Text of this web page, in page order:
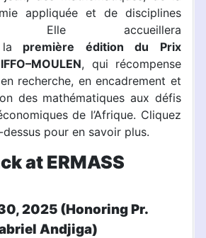
appliquée et de disciplines
accueillera
la première édition du Prix
, qui récompense
en recherche, en encadrement et
des mathématiques aux défis
de l’Afrique. Cliquez
pour en savoir plus.
at ERMASS
2025 (Honoring Pr.
Andjiga)